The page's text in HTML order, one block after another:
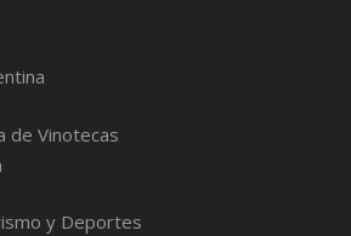
de Vinotecas
y Deportes